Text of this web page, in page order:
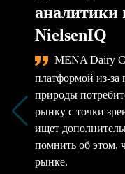
аналитики
NielsenIQ
MENA Dairy
платформой из-
природы
рынку с точки
ищет
помнить об этом,
рынке.